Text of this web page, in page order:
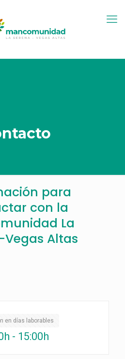
para
con la
La
Vegas Altas
en días laborables
- 15:00h